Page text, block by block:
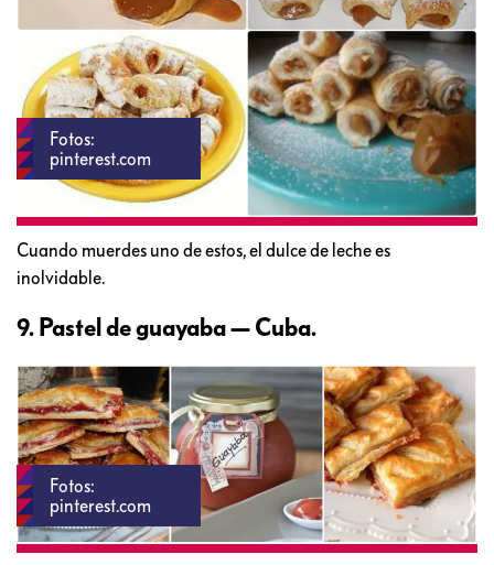
Fotos:
pinterest.com
Cuando muerdes uno de estos, el dulce de leche es
inolvidable.
9. Pastel de guayaba — Cuba.
Fotos:
pinterest.com